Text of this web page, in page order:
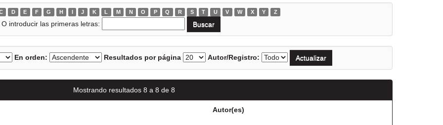
D E F G H I J K L M N O P Q R S T U V W X Y Z
O introducir las primeras letras:
En orden: Resultados por página Autor/Registro:
Mostrando resultados 8 a 8 de 8
Autor(es)